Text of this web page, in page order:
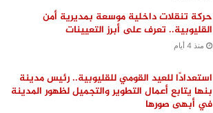
حركة تنقلات داخلية موسعة بمديرية أمن
القليوبية.. تعرف على أبرز التعيينات
منذ 4 أيام
استعدادًا للعيد القومي للقليوبية.. رئيس مدينة
بنها يتابع أعمال التطوير والتجميل لظهور المدينة
في أبهى صورها